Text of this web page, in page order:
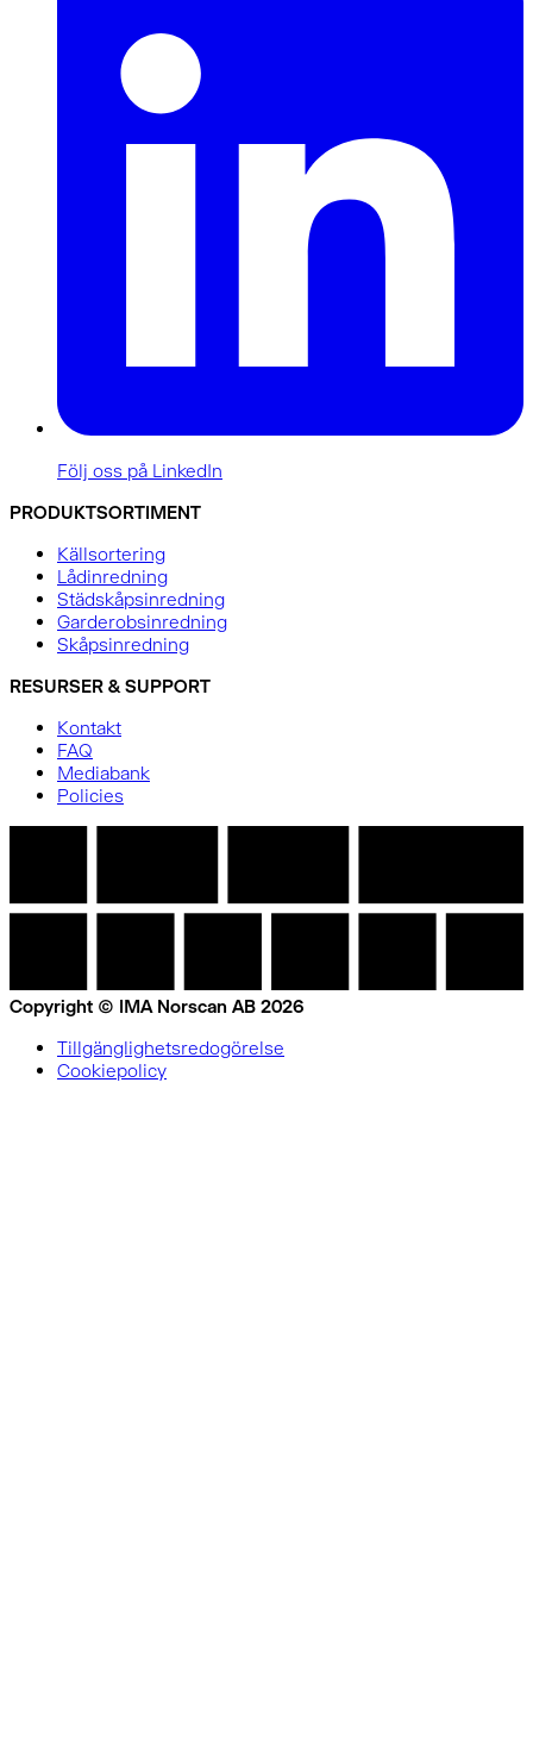
Följ oss på LinkedIn
PRODUKTSORTIMENT
Källsortering
Lådinredning
Städskåpsinredning
Garderobsinredning
Skåpsinredning
RESURSER & SUPPORT
Kontakt
FAQ
Mediabank
Policies
Copyright © IMA Norscan AB 2026
Tillgänglighetsredogörelse
Cookiepolicy